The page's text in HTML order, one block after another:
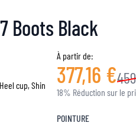
AVENTURE
LUBRIFIANTS
Boots Black
À partir de:
377,16 €
18% Réduction sur le
POINTURE
cup, Shin